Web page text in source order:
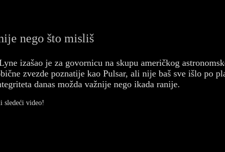
nego što misliš
izašao je za govornicu na skupu američkog
zvezde poznatije kao Pulsar, ali nije baš sve išlo po
danas možda važnije nego ikada ranije.
sledeći video!